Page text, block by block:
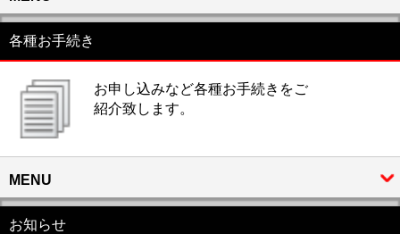
各種お手続き
お申し込みなど各種お手続きをご
紹介致します。
MENU
お知らせ